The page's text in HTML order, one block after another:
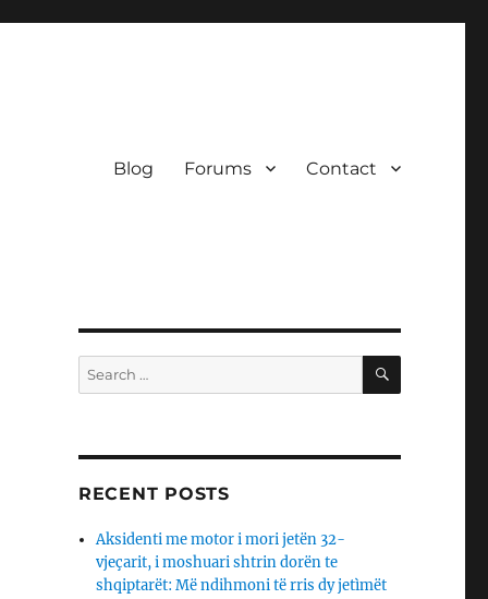
Blog Forums Contact
Search
for:
SEARCH
RECENT POSTS
Aksidenti me motor i mori jetën 32-
vjeçarit, i moshuari shtrin dorën te
shqiptarët: Më ndihmoni të rris dy jetìmët